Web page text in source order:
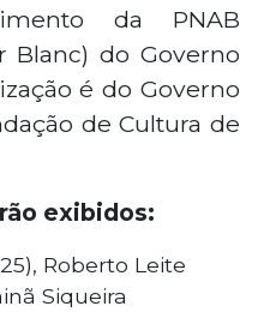
da PNAB
Blanc) do Governo
é do Governo
de Cultura de
exibidos:
Roberto Leite
Siqueira